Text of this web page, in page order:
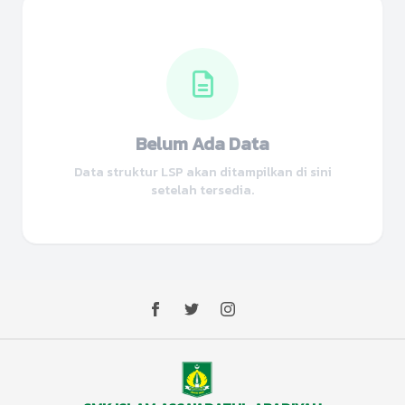
Belum Ada Data
Data struktur LSP akan ditampilkan di sini
setelah tersedia.